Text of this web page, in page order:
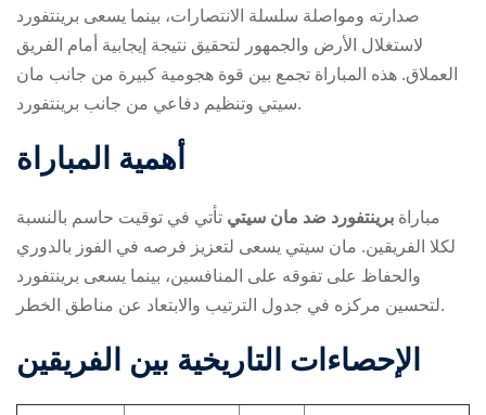
صدارته ومواصلة سلسلة الانتصارات، بينما يسعى برينتفورد
لاستغلال الأرض والجمهور لتحقيق نتيجة إيجابية أمام الفريق
العملاق. هذه المباراة تجمع بين قوة هجومية كبيرة من جانب مان
سيتي وتنظيم دفاعي من جانب برينتفورد.
أهمية المباراة
مباراة برينتفورد ضد مان سيتي تأتي في توقيت حاسم بالنسبة
لكلا الفريقين. مان سيتي يسعى لتعزيز فرصه في الفوز بالدوري
والحفاظ على تفوقه على المنافسين، بينما يسعى برينتفورد
لتحسين مركزه في جدول الترتيب والابتعاد عن مناطق الخطر.
الإحصاءات التاريخية بين الفريقين